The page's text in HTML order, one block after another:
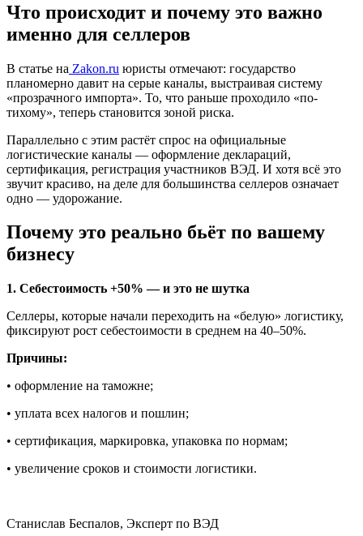
Что происходит и почему это важно
именно для селлеров
В статье на Zakon.ru юристы отмечают: государство
планомерно давит на серые каналы, выстраивая систему
«прозрачного импорта». То, что раньше проходило «по-
тихому», теперь становится зоной риска.
Параллельно с этим растёт спрос на официальные
логистические каналы — оформление деклараций,
сертификация, регистрация участников ВЭД. И хотя всё это
звучит красиво, на деле для большинства селлеров означает
одно — удорожание.
Почему это реально бьёт по вашему
бизнесу
1. Себестоимость +50% — и это не шутка
Селлеры, которые начали переходить на «белую» логистику,
фиксируют рост себестоимости в среднем на 40–50%.
Причины:
• оформление на таможне;
• уплата всех налогов и пошлин;
• сертификация, маркировка, упаковка по нормам;
• увеличение сроков и стоимости логистики.
Станислав Беспалов, Эксперт по ВЭД